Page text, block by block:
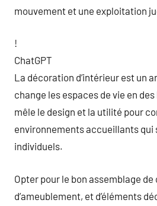
mouvement et une exploitation
!
ChatGPT
La décoration d’intérieur est un
change les espaces de vie en
mêle le design et la utilité pour
environnements accueillants qui
individuels.
Opter pour le bon assemblage
d’ameublement, et d’éléments